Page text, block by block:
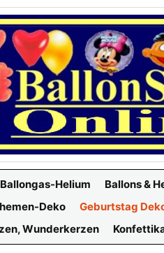
Ballongas-Helium Ballons &
Deko Geburtstag
Wunderkerzen